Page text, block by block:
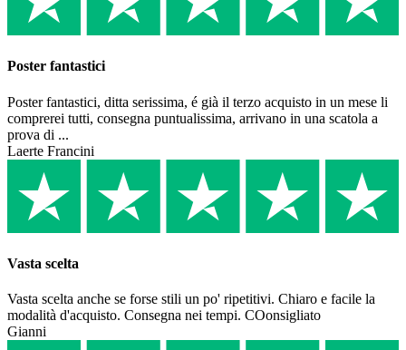
Poster fantastici
Poster fantastici, ditta serissima, é già il terzo acquisto in un mese li
comprerei tutti, consegna puntualissima, arrivano in una scatola a
prova di ...
Laerte Francini
Vasta scelta
Vasta scelta anche se forse stili un po' ripetitivi. Chiaro e facile la
modalità d'acquisto. Consegna nei tempi. COonsigliato
Gianni